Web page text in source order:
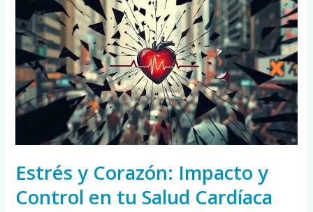
Estrés y Corazón: Impacto y
Control en tu Salud Cardíaca
Corazón:
Impacto
y
Control
en
Salud
Cardíaca